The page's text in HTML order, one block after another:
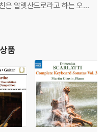
은 알렛산드로라고 하는 오페
)로서 음악사에도 기록되
을 처음 배웠다. 1685
버지에게 처음 음
품